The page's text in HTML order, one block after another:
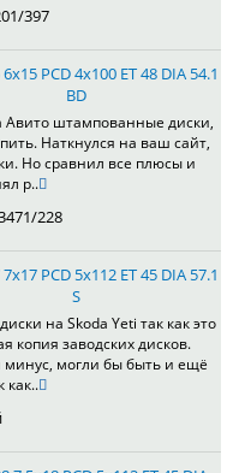
397
6x15 PCD 4x100 ET 48 DIA 54.1
BD
Авито штампованные диски,
Наткнулся на ваш сайт,
Но сравнил все плюсы и
р..
228
7x17 PCD 5x112 ET 45 DIA 57.1
S
на Skoda Yeti так как это
копия заводских дисков.
могли бы быть и ещё
как..